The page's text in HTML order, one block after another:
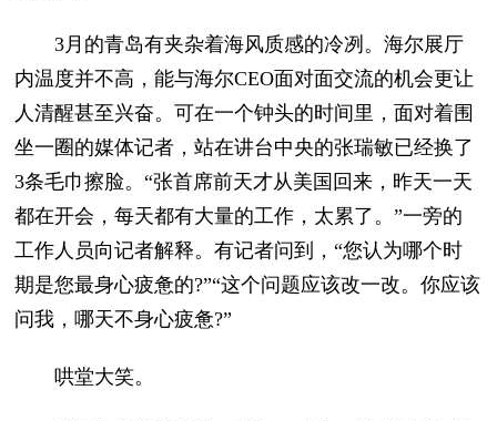
3月的青岛有夹杂着海风质感的冷冽。海尔展厅
内温度并不高，能与海尔CEO面对面交流的机会更让
人清醒甚至兴奋。可在一个钟头的时间里，面对着围
坐一圈的媒体记者，站在讲台中央的张瑞敏已经换了
3条毛巾擦脸。“张首席前天才从美国回来，昨天一天
都在开会，每天都有大量的工作，太累了。”一旁的
工作人员向记者解释。有记者问到，“您认为哪个时
期是您最身心疲惫的?”“这个问题应该改一改。你应该
问我，哪天不身心疲惫?”
哄堂大笑。